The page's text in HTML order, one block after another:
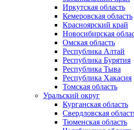
Иркутская область
Кемеровская область
Красноярский край
Новосибирская
Омская область
Республика Алтай
Республика Бурятия
Республика Тыва
Республика Хакасия
Томская область
Уральский округ
Курганская область
Свердловская
Тюменская область